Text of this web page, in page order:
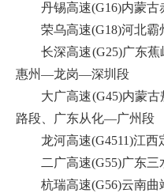
丹锡高速(G16)内蒙古
荣乌高速(G18)河北霸
长深高速(G25)广东
惠州—龙岗—深圳段
大广高速(G45)内蒙古
路段、广东从化—广州段
龙河高速(G4511)江西
二广高速(G55)广东三
杭瑞高速(G56)云南曲